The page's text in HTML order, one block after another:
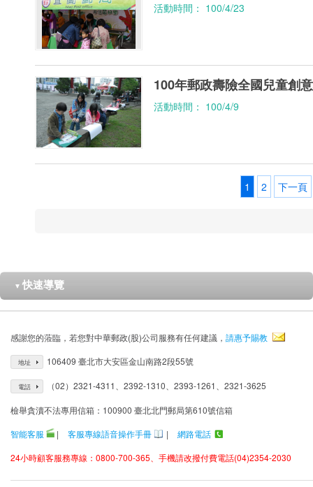
活動時間： 100/4/23
100年郵政壽險全國兒童創
活動時間： 100/4/9
1 2 下一頁
▼ 快速導覽
感謝您的蒞臨，若您對中華郵政(股)公司服務有任何建議， 請惠予賜教
地址 106409 臺北市大安區金山南路2段55號
電話 （02）2321-4311、2392-1310、2393-1261、2321-3625
檢舉貪瀆不法專用信箱：100900 臺北北門郵局第610號信箱
智能客服
| 客服專線語音操作手冊 |
網路電話
24小時顧客服務專線：0800-700-365、手機請改撥付費電話(04)2354-2030